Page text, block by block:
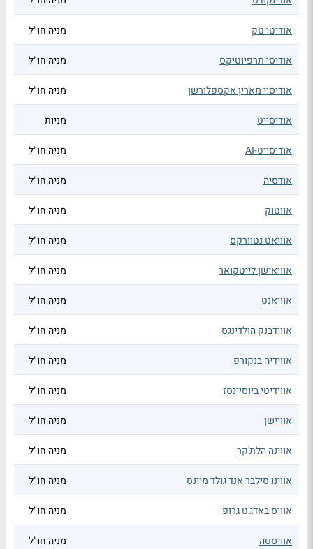
אודיטי טק מניה חו"ל
אודיסי תרפיוטיקס מניה חו"ל
אודיסיי מארין אקספלורשן מניה חו"ל
אודיסייט מניות
אודיסייט-AI מניה חו"ל
אודסיה מניה חו"ל
אווטוק מניה חו"ל
אוויאט נטוורקס מניה חו"ל
אוויאישן לייטקואר מניה חו"ל
אוויאנט מניה חו"ל
אווידבנק הולדינגס מניה חו"ל
אווידיה בנקורפ מניה חו"ל
אווידיטי ביוסיינסז מניה חו"ל
אוויישן מניה חו"ל
אווינה הלת'קר מניה חו"ל
אווינו סילבר אנד גולד מיינס מניה חו"ל
אוויס באדג'ט גרופ מניה חו"ל
אוויסטה מניה חו"ל